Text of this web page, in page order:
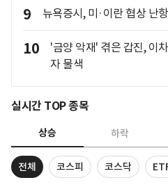
9 뉴욕증시, 미·이란 협상 난
10
'금양 악재' 겪은 갑진, 이
자 물색
실시간 TOP 종목
상승 하락
전체 코스피 코스닥